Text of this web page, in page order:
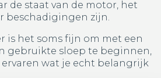
de staat van de motor, het
beschadigingen zijn.
is het soms fijn om met een
gebruikte sloep te beginnen,
wat je echt belangrijk